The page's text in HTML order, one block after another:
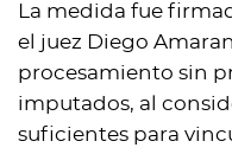
La medida fue
el juez Diego
procesamiento sin
imputados, al
suficientes para